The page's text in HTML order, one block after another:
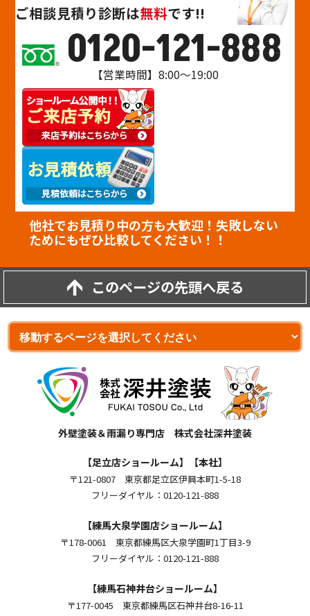
ご相談見積り診断は無料です!!
0120-121-888
【営業時間】8:00～19:00
他社でお見積り中の方も大歓迎！失敗しない
ためにもぜひ比較してください！！
このページの先頭へ戻る
外壁塗装＆雨漏り専門店 株式会社深井塗装
【足立店ショールーム】【本社】
〒121-0807 東京都足立区伊興本町1-5-18
フリーダイヤル：0120-121-888
【練馬大泉学園店ショールーム】
〒178-0061 東京都練馬区大泉学園町1丁目3-9
フリーダイヤル：0120-121-888
【練馬石神井台ショールーム】
〒177-0045 東京都練馬区石神井台8-16-11